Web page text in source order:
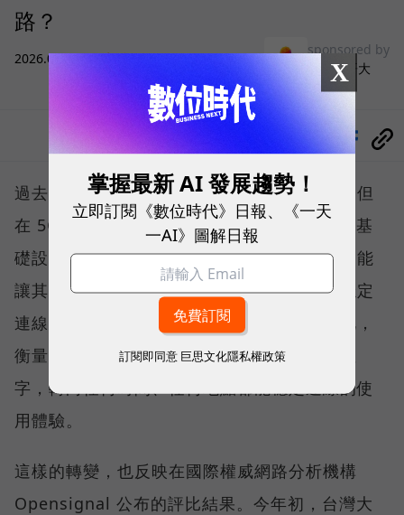
路？
2026.08.03|3C生活
sponsored by
台灣大哥大
過去，下載速度是評價電信服務的重要指標，但
在 5G 成為工作、娛樂、生活不可或缺的數位基
礎設施後，消費者發現，再快的網速，如果不能
讓其在人潮聚集、高速移動或室內空間維持穩定
連線，即無法轉換成好的使用體驗，也因如此，
衡量「好網路」的標準，也逐漸從追求測速數
字，轉向任何時間、任何地點都能穩定連線的使
用體驗。
這樣的轉變，也反映在國際權威網路分析機構
Opensignal 公布的評比結果。今年初，台灣大
X
掌握最新 AI 發展趨勢！
立即訂閱《數位時代》日報、《一天
一AI》圖解日報
訂閱即同意 巨思文化隱私權政策